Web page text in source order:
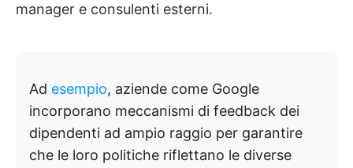
manager e consulenti esterni.
Ad esempio, aziende come Google
incorporano meccanismi di feedback dei
dipendenti ad ampio raggio per garantire
che le loro politiche riflettano le diverse